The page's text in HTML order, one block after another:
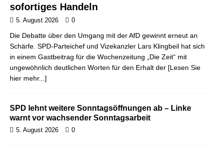
sofortiges Handeln
5. August 2026 0
Die Debatte über den Umgang mit der AfD gewinnt erneut an
Schärfe. SPD-Parteichef und Vizekanzler Lars Klingbeil hat sich
in einem Gastbeitrag für die Wochenzeitung „Die Zeit“ mit
ungewöhnlich deutlichen Worten für den Erhalt der [Lesen Sie
hier mehr...]
SPD lehnt weitere Sonntagsöffnungen ab – Linke
warnt vor wachsender Sonntagsarbeit
5. August 2026 0